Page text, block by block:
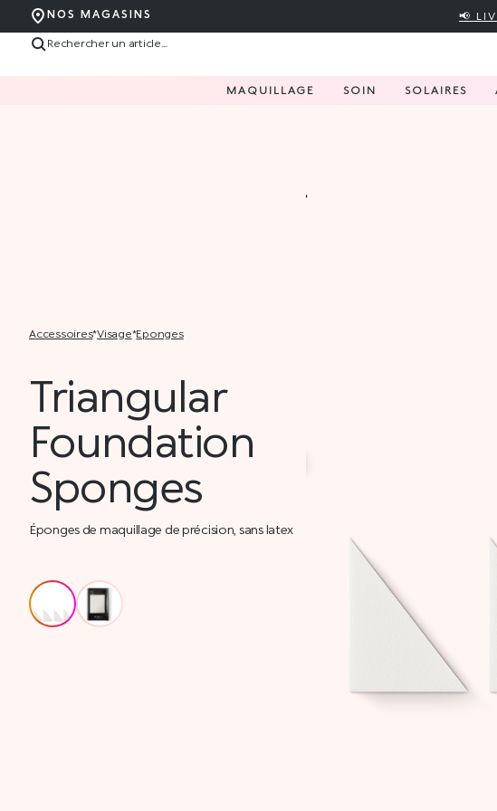
NOS MAGASINS 📢
MAQUILLAGE SOIN SOLAIRES
accessoires* visage* eponges
Triangular
Foundation
Sponges
Éponges de maquillage de précision, sans latex